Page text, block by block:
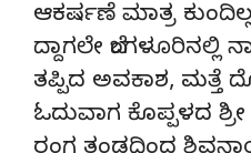
ಆಕರ್ಷಣೆ ಮಾತ್ರ
ದ್ದಾಗಲೇ ಬೆಂಗಳೂರಿನಲ್ಲಿ
ತಪ್ಪಿದ ಅವಕಾಶ, ಮತ್ತೆ
ಓದುವಾಗ ಕೊಪ್ಪಳದ ಶ್ರೀ